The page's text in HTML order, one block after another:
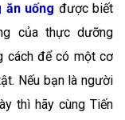
ăn uống được biết
của thực dưỡng
cách để có một cơ
Nếu bạn là người
thì hãy cùng Tiến